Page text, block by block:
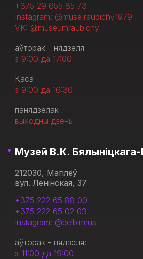
+375 29 655 85 73
Instagram: @musejraubichy1979
VK: @museumraubichy
аўторак - нядзеля
з 9:00 да 17:00
Каса
з 9:00 да 16:30
панядзелак
выходны дзень
Музей В.К. Бялыніцкага-
212030, Магілёў
вул. Ленінская, 37
+375 222 65 88 00
+375 222 65 02 03
Instagram: @belbirmus
аўторак - нядзеля:
з 11:00 да 19:00